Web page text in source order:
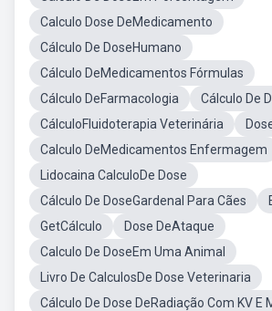
Calculo Dose DeMedicamento
Cálculo De DoseHumano
Cálculo DeMedicamentos Fórmulas
Cálculo DeFarmacologia
Cálculo De
CálculoFluidoterapia Veterinária
Calculo DeMedicamentos Enfermagem
Lidocaina CalculoDe Dose
Cálculo De DoseGardenal Para Cães
GetCálculo
Dose DeAtaque
Calculo De DoseEm Uma Animal
Livro De CalculosDe Dose Veterinaria
Cálculo De Dose DeRadiação Com KV E